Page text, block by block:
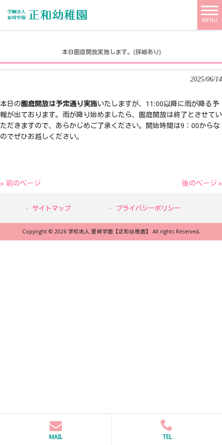
MENU
学校法人 星崎学園【正和幼稚園】 HOME
本日園庭開放実施します。(詳細あり)
本日園庭開放実施します。(詳細あり)
2025/06/14
本日の園庭開放は予定通り実施いたしますが、11:00以降に雨が降る予
報が出ております。雨が降り始めましたら、園庭開放は終了とさせてい
ただきますので、あらかじめご了承ください。開始時間は9：00からな
のでぜひお越しください。
« 前のページ 後のページ »
サイトマップ プライバシーポリシー
Copyright © 2026 学校法人 星崎学園【正和幼稚園】 All rights Reserved.
MAIL TEL